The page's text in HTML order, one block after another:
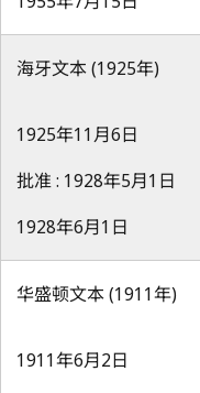
海牙文本 (1925年)
1925年11月6日
批准 : 1928年5月1日
1928年6月1日
华盛顿文本 (1911年)
1911年6月2日